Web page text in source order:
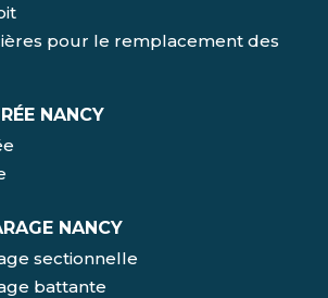
pour le remplacement des
NANCY
NANCY
sectionnelle
battante